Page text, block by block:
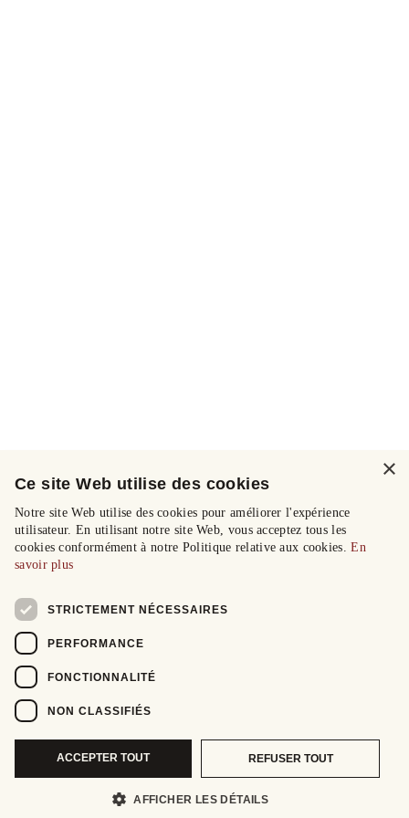
×
Ce site Web utilise des cookies
Notre site Web utilise des cookies pour améliorer l'expérience
utilisateur. En utilisant notre site Web, vous acceptez tous les
cookies conformément à notre Politique relative aux cookies.En
savoir plus
STRICTEMENT NÉCESSAIRES
PERFORMANCE
FONCTIONNALITÉ
NON CLASSIFIÉS
ACCEPTER TOUT REFUSER TOUT
AFFICHER LES DÉTAILS